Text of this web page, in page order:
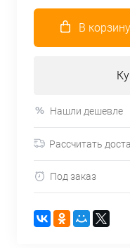
В корзину
Нашли дешевле
Рассчитать
Под заказ